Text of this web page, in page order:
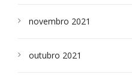
novembro 2021
outubro 2021